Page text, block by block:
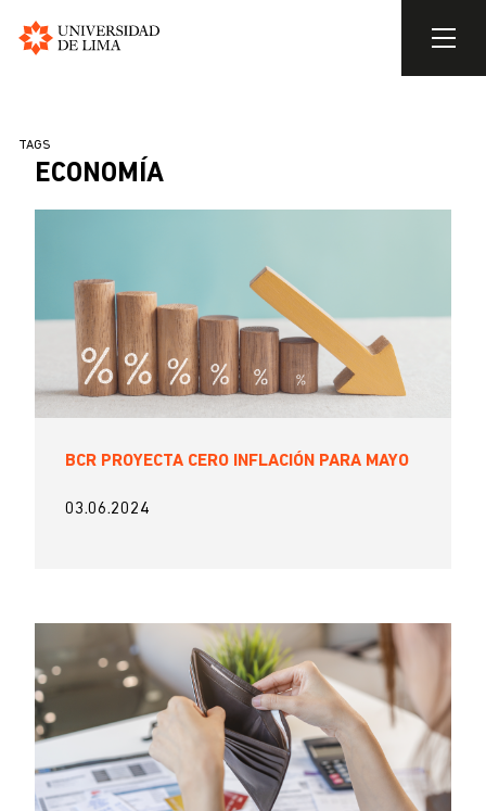
contenido
principal
SOBRESCRIBIR
ENLACES
DE
NAVEGACIÓN
TAGS
ECONOMÍA
BCR PROYECTA CERO INFLACIÓN PARA MAYO
03.06.2024